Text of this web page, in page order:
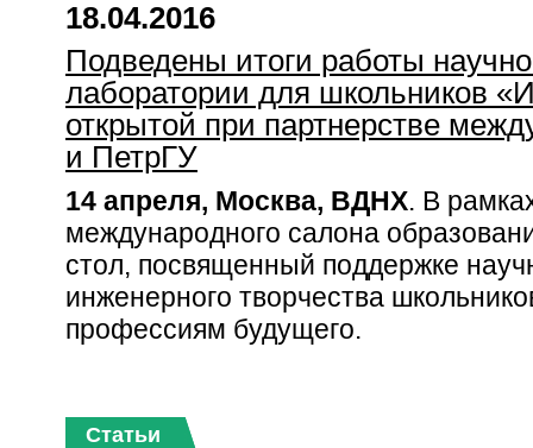
18.04.2016
Подведены итоги работы
лаборатории для школьников
открытой при партнерстве
и ПетрГУ
14 апреля, Москва, ВДНХ. В
международного салона
стол, посвященный поддержке
инженерного творчества
профессиям будущего.
Статьи